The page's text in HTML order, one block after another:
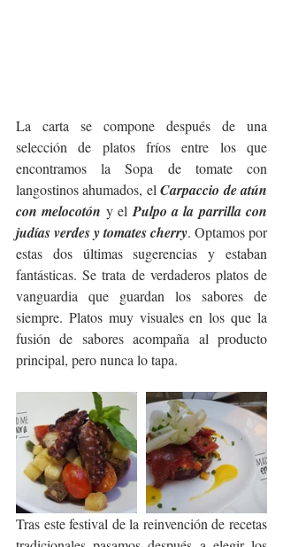
La carta se compone después de una
selección de platos fríos entre los que
encontramos la Sopa de tomate con
langostinos ahumados, el Carpaccio de atún
con melocotón y el Pulpo a la parrilla con
judías verdes y tomates cherry. Optamos por
estas dos últimas sugerencias y estaban
fantásticas. Se trata de verdaderos platos de
vanguardia que guardan los sabores de
siempre. Platos muy visuales en los que la
fusión de sabores acompaña al producto
principal, pero nunca lo tapa.
Tras este festival de la reinvención de recetas